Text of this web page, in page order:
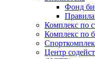
Фонд
Комплекс по
Комплекс по
Центр